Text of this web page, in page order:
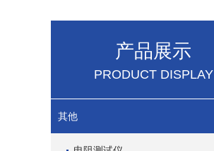
产品展示
PRODUCT DISPLAY
其他